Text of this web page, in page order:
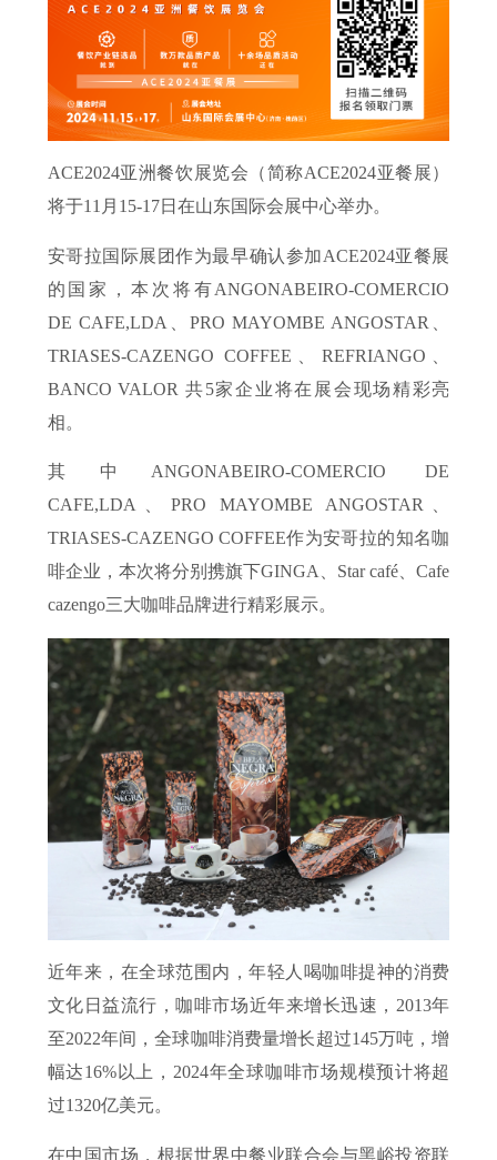
ACE2024亚洲餐饮展览会（简称ACE2024亚餐展）
将于11月15-17日在山东国际会展中心举办。
安哥拉国际展团作为最早确认参加ACE2024亚餐展
的国家，本次将有ANGONABEIRO-COMERCIO
DE CAFE,LDA、PRO MAYOMBE ANGOSTAR、
TRIASES-CAZENGO COFFEE、REFRIANGO、
BANCO VALOR 共5家企业将在展会现场精彩亮
相。
其中ANGONABEIRO-COMERCIO DE
CAFE,LDA、PRO MAYOMBE ANGOSTAR、
TRIASES-CAZENGO COFFEE作为安哥拉的知名咖
啡企业，本次将分别携旗下GINGA、Star café、Cafe
cazengo三大咖啡品牌进行精彩展示。
近年来，在全球范围内，年轻人喝咖啡提神的消费
文化日益流行，咖啡市场近年来增长迅速，2013年
至2022年间，全球咖啡消费量增长超过145万吨，增
幅达16%以上，2024年全球咖啡市场规模预计将超
过1320亿美元。
在中国市场，根据世界中餐业联合会与黑峪投资联